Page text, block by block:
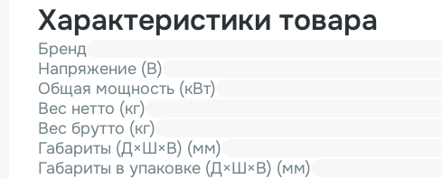
Характеристики товара
Бренд
Напряжение (В)
Общая мощность (кВт)
Вес нетто (кг)
Вес брутто (кг)
Габариты (Д×Ш×В) (мм)
Габариты в упаковке (Д×Ш×В) (мм)